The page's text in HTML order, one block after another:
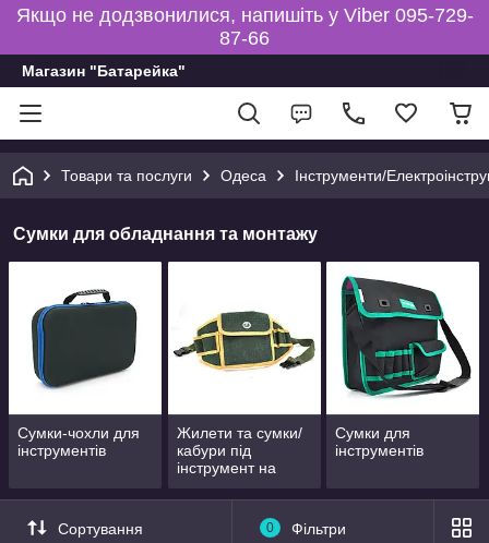
Якщо не додзвонилися, напишіть у Viber 095-729-
87-66
Магазин "Батарейка"
Товари та послуги Одеса Інструменти/
Сумки для обладнання та монтажу
Сумки-чохли для
інструментів
Жилети та сумки/
кабури під
інструмент на
Сумки для
інструментів
Сортування 0 Фільтри